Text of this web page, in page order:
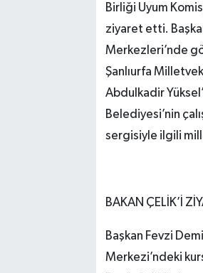
Birliği Uyum
ziyaret etti.
Merkezleri’nde
Şanlıurfa
Abdulkadir
Belediyesi’nin
sergisiyle ilgili
BAKAN ÇELİK’İ
Başkan Fevzi
Merkezi’ndeki